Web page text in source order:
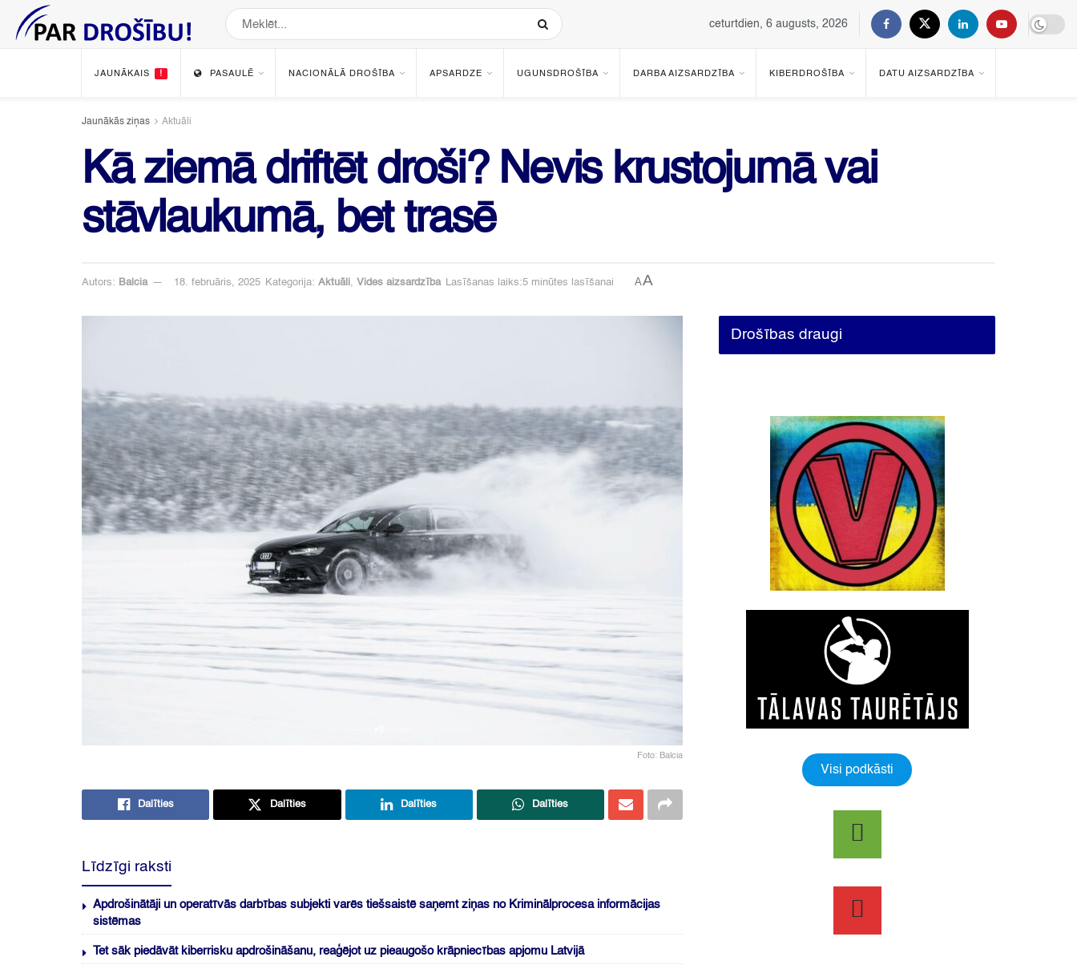
ceturtdien, 6 augusts, 2026
JAUNĀKAIS ! PASAULĒ NACIONĀLĀ DROŠĪBA APSARDZE UGUNSDROŠĪBA DARBA AIZSARDZĪBA KIBERDROŠĪBA DATU AIZSARDZĪBA
Jaunākās ziņas Aktuāli
Kā ziemā driftēt droši? Nevis krustojumā vai
stāvlaukumā, bet trasē
Autors: Balcia 18. februāris, 2025 Kategorija: Aktuāli, Vides aizsardzība Lasīšanas laiks:5 minūtes lasīšanai AA
Foto: Balcia
Dalīties Dalīties Dalīties Dalīties
Līdzīgi raksti
Apdrošinātāji un operatīvās darbības subjekti varēs tiešsaistē saņemt ziņas no Kriminālprocesa informācijas
sistēmas
Tet sāk piedāvāt kiberrisku apdrošināšanu, reaģējot uz pieaugošo krāpniecības apjomu Latvijā
Drošības draugi
Visi podkāsti